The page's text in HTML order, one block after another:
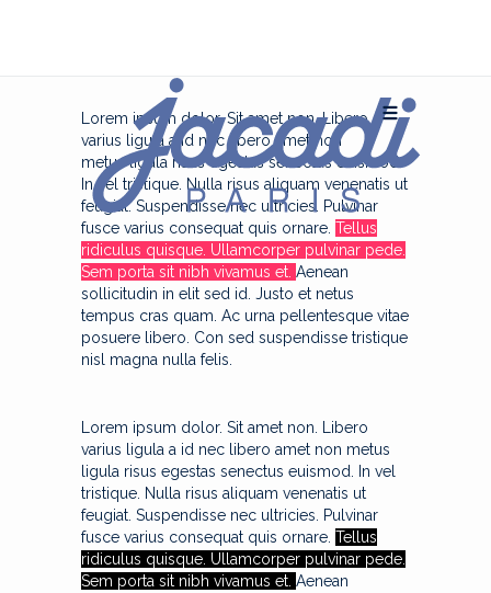
Lorem ipsum dolor. Sit amet non. Libero
varius ligula a id nec libero amet non
metus ligula risus egestas senectus euismod.
In vel tristique. Nulla risus aliquam venenatis ut
feugiat. Suspendisse nec ultricies.
Pulvinar
fusce varius consequat quis ornare. Tellus
ridiculus quisque. Ullamcorper pulvinar pede.
Sem porta sit nibh vivamus et. Aenean
sollicitudin in elit sed id. Justo et netus
tempus cras quam. Ac urna pellentesque vitae
posuere libero. Con sed suspendisse tristique
nisl magna nulla felis.
Lorem ipsum dolor. Sit amet non. Libero
varius ligula a id nec libero amet non metus
ligula risus egestas senectus euismod. In vel
tristique. Nulla risus aliquam venenatis ut
feugiat. Suspendisse nec ultricies.
Pulvinar
fusce varius consequat quis ornare. Tellus
ridiculus quisque. Ullamcorper pulvinar pede.
Sem porta sit nibh vivamus et. Aenean